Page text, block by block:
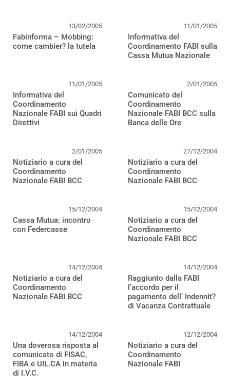
13/02/2005
Fabinforma – Mobbing:
come cambier? la tutela
11/01/2005
Informativa del
Coordinamento FABI sulla
Cassa Mutua Nazionale
11/01/2005
Informativa del
Coordinamento
Nazionale FABI sui Quadri
Direttivi
2/01/2005
Comunicato del
Coordinamento
Nazionale FABI BCC sulla
Banca delle Ore
2/01/2005
Notiziario a cura del
Coordinamento
Nazionale FABI BCC
27/12/2004
Notiziario a cura del
Coordinamento
Nazionale FABI BCC
15/12/2004
Cassa Mutua: incontro
con Federcasse
15/12/2004
Notiziario a cura del
Coordinamento
Nazionale FABI BCC
14/12/2004
Notiziario a cura del
Coordinamento
Nazionale FABI BCC
14/12/2004
Raggiunto dalla FABI
l’accordo per il
pagamento dell’ Indennit?
di Vacanza Contrattuale
14/12/2004
Una doverosa risposta al
comunicato di FISAC,
FIBA e UIL.CA in materia
di I.V.C.
12/12/2004
Notiziario a cura del
Coordinamento
Nazionale FABI